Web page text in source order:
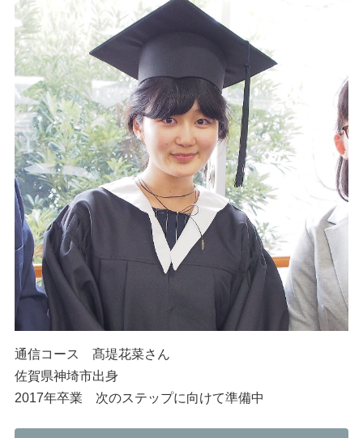
通信コース 髙堤花菜さん
佐賀県神埼市出身
2017年卒業 次のステップに向けて準備中